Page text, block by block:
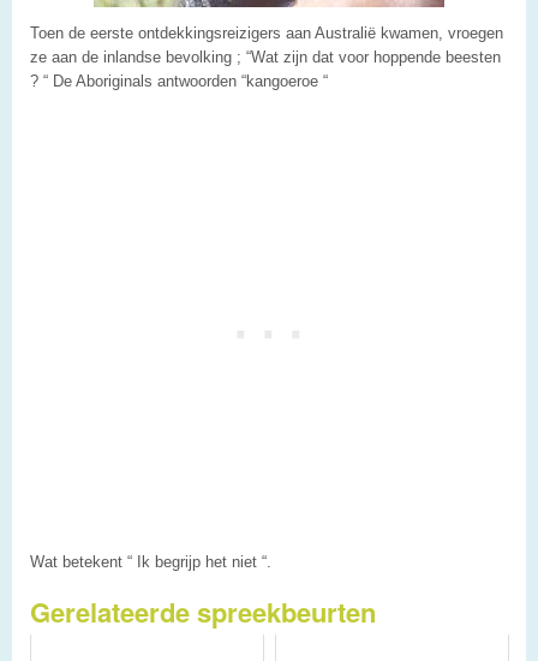
Toen de eerste ontdekkingsreizigers aan Australië kwamen, vroegen
ze aan de inlandse bevolking ; “Wat zijn dat voor hoppende beesten
? “ De Aboriginals antwoorden “kangoeroe “
Wat betekent “ Ik begrijp het niet “.
Gerelateerde spreekbeurten